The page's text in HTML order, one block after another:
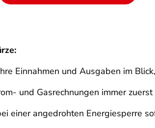
Einnahmen und Ausgaben im
und Gasrechnungen immer zuerst
einer angedrohten Energiesperre